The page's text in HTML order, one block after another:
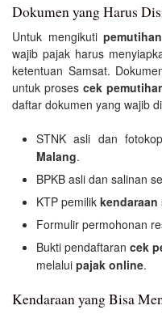
Dokumen yang Harus
Untuk mengikuti
wajib pajak harus
ketentuan Samsat.
untuk prosescek
daftar dokumen yang wajib
STNK asli dan
Malang.
BPKB asli dan salinan
KTP pemilik kendaraan
Formulir permohonan
Bukti pendaftaran cek
melalui pajak online.
Kendaraan yang Bisa